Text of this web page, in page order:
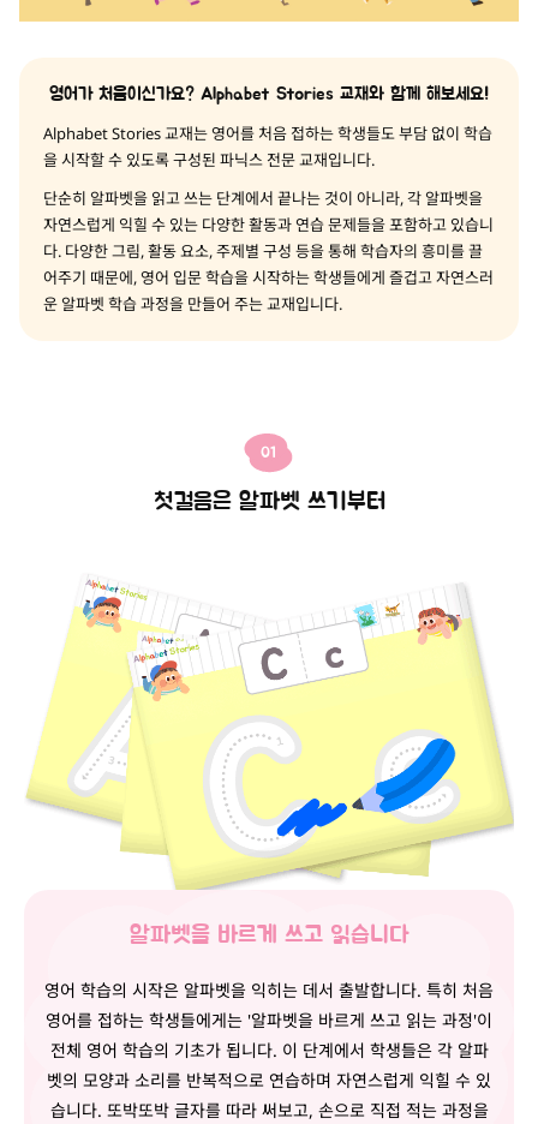
영어가 처음이신가요? Alphabet Stories 교재와 함께 해보세요!
Alphabet Stories 교재는 영어를 처음 접하는 학생들도 부담 없이 학습
을 시작할 수 있도록 구성된 파닉스 전문 교재입니다.
단순히 알파벳을 읽고 쓰는 단계에서 끝나는 것이 아니라, 각 알파벳을
자연스럽게 익힐 수 있는 다양한 활동과 연습 문제들을 포함하고 있습니
다. 다양한 그림, 활동 요소, 주제별 구성 등을 통해 학습자의 흥미를 끌
어주기 때문에, 영어 입문 학습을 시작하는 학생들에게 즐겁고 자연스러
운 알파벳 학습 과정을 만들어 주는 교재입니다.
01
첫걸음은 알파벳 쓰기부터
알파벳을 바르게 쓰고 읽습니다
영어 학습의 시작은 알파벳을 익히는 데서 출발합니다. 특히 처음
영어를 접하는 학생들에게는 '알파벳을 바르게 쓰고 읽는 과정'이
전체 영어 학습의 기초가 됩니다. 이 단계에서 학생들은 각 알파
벳의 모양과 소리를 반복적으로 연습하며 자연스럽게 익힐 수 있
습니다. 또박또박 글자를 따라 써보고, 손으로 직접 적는 과정을